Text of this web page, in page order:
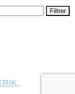
Filtrer
.